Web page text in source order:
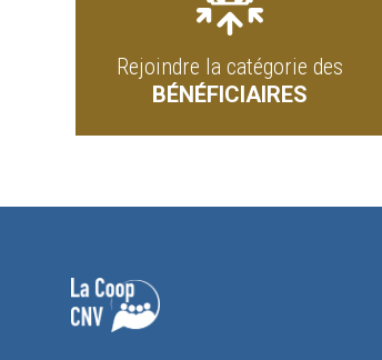
Rejoindre la catégorie des
BÉNÉFICIAIRES